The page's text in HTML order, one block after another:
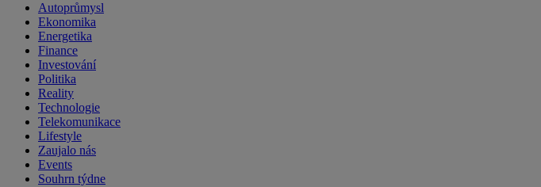
Autoprůmysl
Ekonomika
Energetika
Finance
Investování
Politika
Reality
Technologie
Telekomunikace
Lifestyle
Zaujalo nás
Events
Souhrn týdne